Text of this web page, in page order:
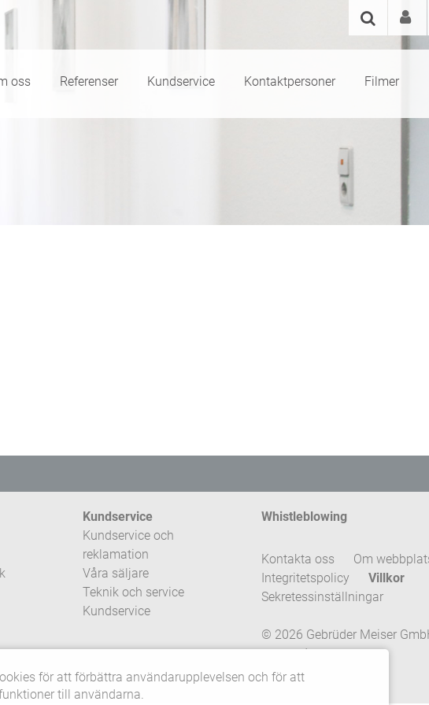
oss Referenser Kundservice Kontaktpersoner Filmer
Kundservice
Kundservice och
reklamation
Våra säljare
Teknik och service
Kundservice
Whistleblowing
Kontakta oss
Om
Integritetspolicy
Villkor
Sekretessinställningar
© 2026 Gebrüder Meiser
reserved.
för att förbättra användarupplevelsen och för att
till användarna.